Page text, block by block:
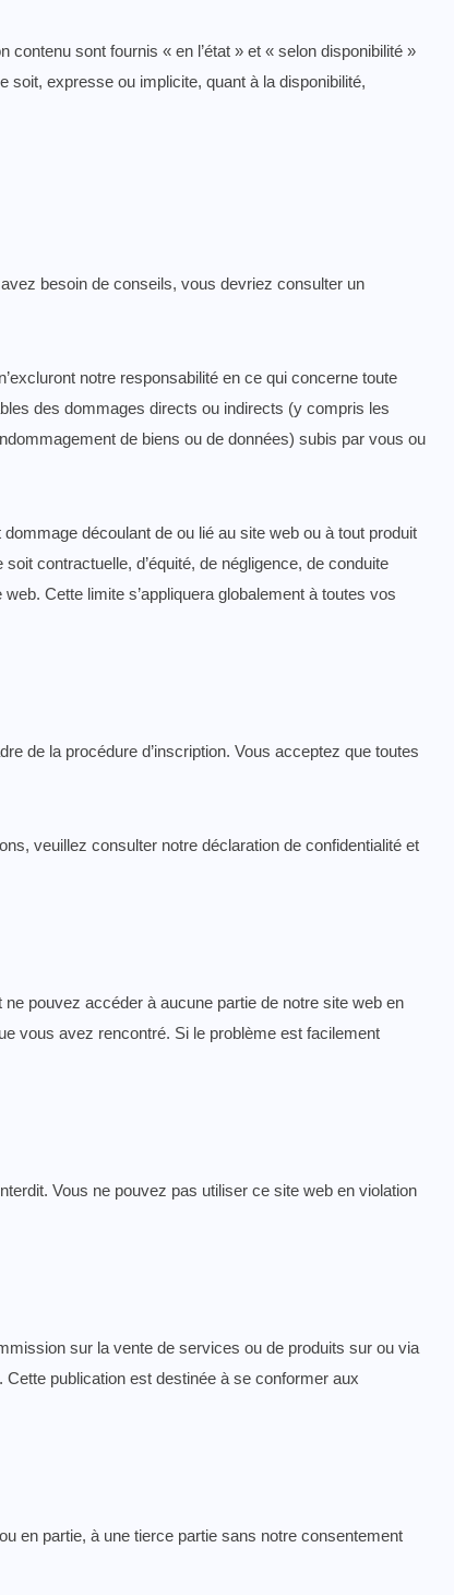
contenu sont fournis « en l’état » et « selon disponibilité »
expresse ou implicite, quant à la disponibilité,
besoin de conseils, vous devriez consulter un
notre responsabilité en ce qui concerne toute
des dommages directs ou indirects (y compris les
de biens ou de données) subis par vous ou
découlant de ou lié au site web ou à tout produit
contractuelle, d’équité, de négligence, de conduite
Cette limite s’appliquera globalement à toutes vos
de la procédure d’inscription. Vous acceptez que toutes
veuillez consulter notre déclaration de confidentialité et
pouvez accéder à aucune partie de notre site web en
vous avez rencontré. Si le problème est facilement
Vous ne pouvez pas utiliser ce site web en violation
sur la vente de services ou de produits sur ou via
publication est destinée à se conformer aux
en partie, à une tierce partie sans notre consentement